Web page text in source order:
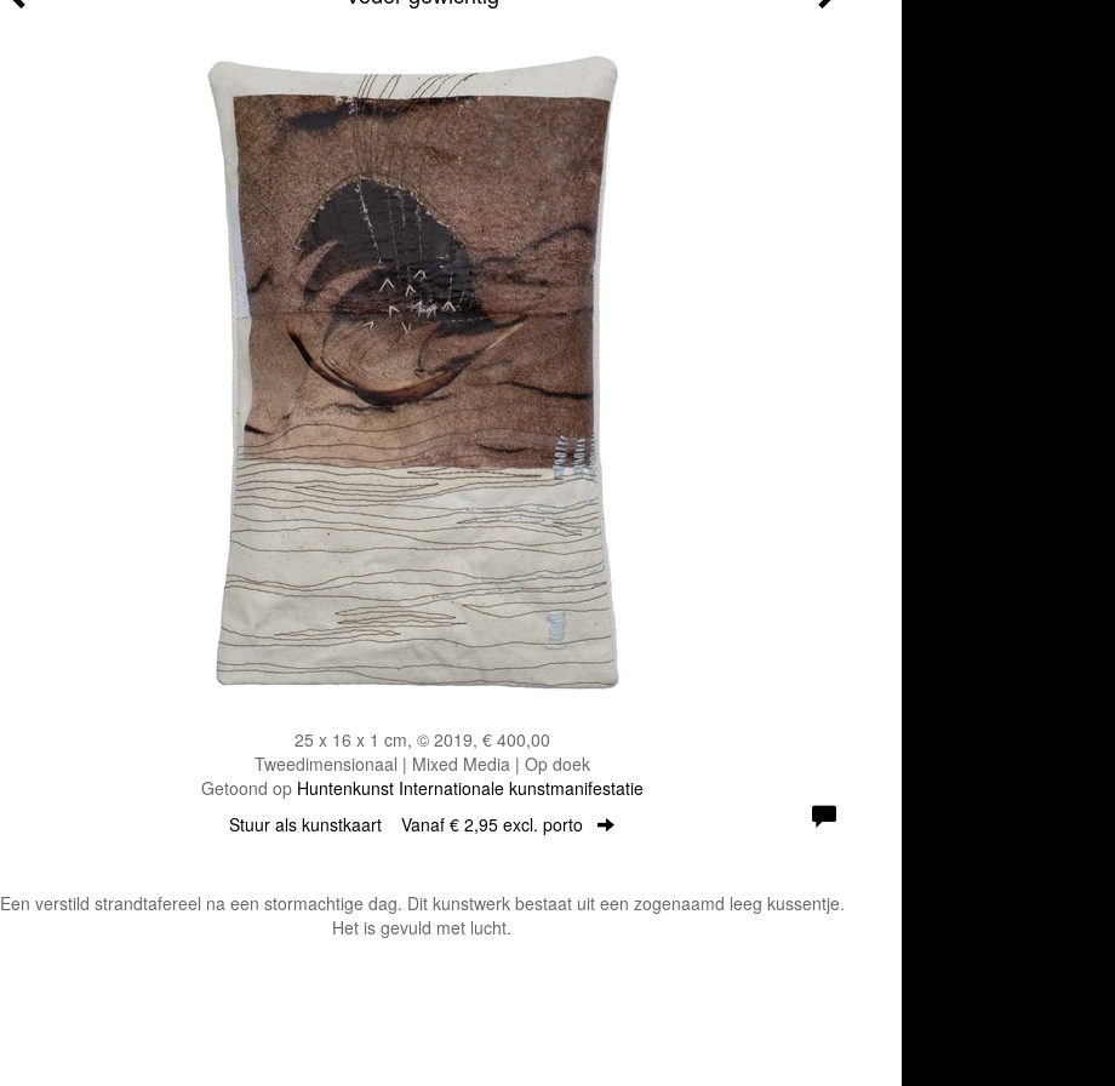
25 x 16 x 1 cm, © 2019, € 400,00
Tweedimensionaal | Mixed Media | Op doek
Getoond op Huntenkunst Internationale kunstmanifestatie
Stuur als kunstkaart Vanaf € 2,95 excl. porto
Een verstild strandtafereel na een stormachtige dag. Dit kunstwerk bestaat uit een zogenaamd leeg kussentje.
Het is gevuld met lucht.